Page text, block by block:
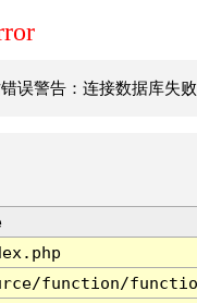
误警告：连接数据库失
function/